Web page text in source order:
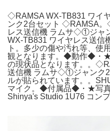
◇RAMSA WX-TB831 ワイ
ンク2台セット ◇RAMSA
レス送信機 ラムサ◇①ジャ
WX-TB831 ワイヤレス送
ト。多少の傷や汚れ等、使
観となります。◆動作◆・★
の現状品となります。。
送信機 ラムサ◇①ジャンク
ルが貼られています。。
マイク。◆付属品◆・★写真
Shinya's Studio 1U76 コン